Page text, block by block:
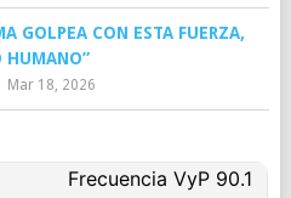
GOLPEA CON ESTA FUERZA,
HUMANO”
Mar 18, 2026